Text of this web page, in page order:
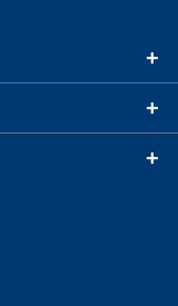
+
+
+